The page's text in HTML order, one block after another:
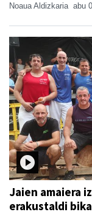
Noaua Aldizkaria abu
Jaien amaiera
erakustaldi